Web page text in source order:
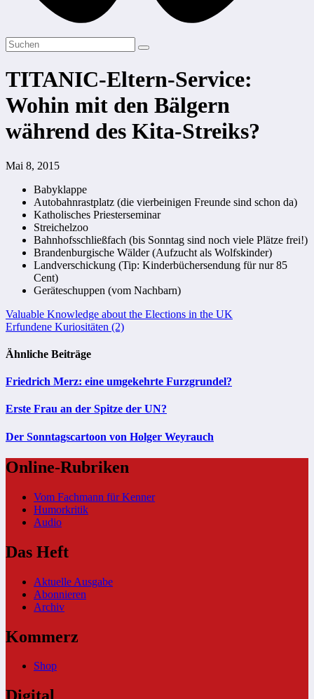
TITANIC-Eltern-Service:
Wohin mit den Bälgern
während des Kita-Streiks?
Mai 8, 2015
Babyklappe
Autobahnrastplatz (die vierbeinigen Freunde sind schon da)
Katholisches Priesterseminar
Streichelzoo
Bahnhofsschließfach (bis Sonntag sind noch viele Plätze frei!)
Brandenburgische Wälder (Aufzucht als Wolfskinder)
Landverschickung (Tip: Kinderbüchersendung für nur 85
Cent)
Geräteschuppen (vom Nachbarn)
Beitragsnavigation
Valuable Knowledge about the Elections in the UK
Erfundene Kuriositäten (2)
Ähnliche Beiträge
Friedrich Merz: eine umgekehrte Furzgrundel?
Erste Frau an der Spitze der UN?
Der Sonntagscartoon von Holger Weyrauch
Online-Rubriken
Vom Fachmann für Kenner
Humorkritik
Audio
Das Heft
Aktuelle Ausgabe
Abonnieren
Archiv
Kommerz
Shop